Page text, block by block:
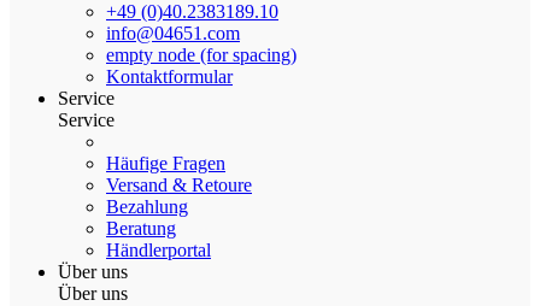
+49 (0)40.2383189.10
info@04651.com
empty node (for spacing)
Kontaktformular
Service
Service
Häufige Fragen
Versand & Retoure
Bezahlung
Beratung
Händlerportal
Über uns
Über uns